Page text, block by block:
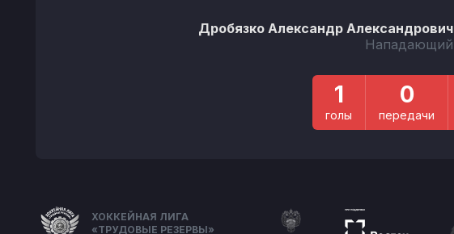
Дробязко Александр Александрович
Нападающий
1
голы
0
передачи
ХОККЕЙНАЯ ЛИГА
«ТРУДОВЫЕ РЕЗЕРВЫ»